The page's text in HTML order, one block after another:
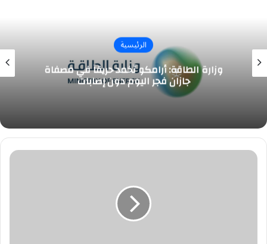
الرئيسية
وزارة الطاقة: أرامكو تُخمد حريقاً في مصفاة
جازان فجر اليوم دون إصابات
أمانة